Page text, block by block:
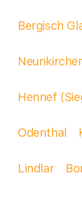
Bergisch
Hennef
Odenthal
Lindlar